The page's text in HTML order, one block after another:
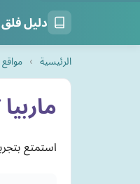
دليل فلق
الرئيسية ›
استمتع